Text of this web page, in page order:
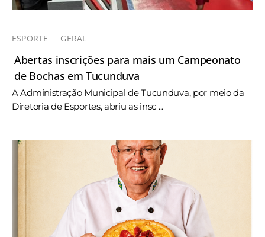
ESPORTE GERAL
Abertas inscrições para mais um Campeonato
de Bochas em Tucunduva
A Administração Municipal de Tucunduva, por meio da
Diretoria de Esportes, abriu as insc ...